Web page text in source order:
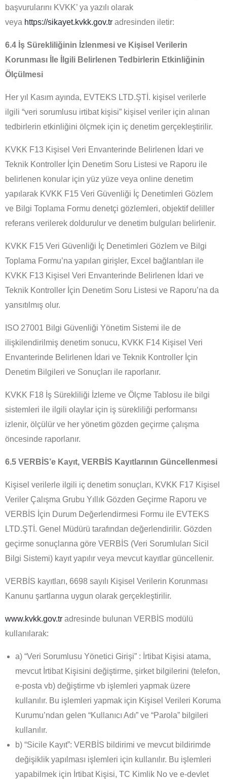
başvurularını KVKK’ ya yazılı olarak
veya https://sikayet.kvkk.gov.tr adresinden iletir:
6.4 İş Sürekliliğinin İzlenmesi ve Kişisel Verilerin
Korunması İle İlgili Belirlenen Tedbirlerin Etkinliğinin
Ölçülmesi
Her yıl Kasım ayında, EVTEKS LTD.ŞTİ. kişisel verilerle
ilgili “veri sorumlusu irtibat kişisi” kişisel veriler için alınan
tedbirlerin etkinliğini ölçmek için iç denetim gerçekleştirilir.
KVKK F13 Kişisel Veri Envanterinde Belirlenen İdari ve
Teknik Kontroller İçin Denetim Soru Listesi ve Raporu ile
belirlenen konular için yüz yüze veya online denetim
yapılarak KVKK F15 Veri Güvenliği İç Denetimleri Gözlem
ve Bilgi Toplama Formu denetçi gözlemleri, objektif deliller
referans verilerek doldurulur ve denetim bulguları belirlenir.
KVKK F15 Veri Güvenliği İç Denetimleri Gözlem ve Bilgi
Toplama Formu’na yapılan girişler, Excel bağlantıları ile
KVKK F13 Kişisel Veri Envanterinde Belirlenen İdari ve
Teknik Kontroller İçin Denetim Soru Listesi ve Raporu’na da
yansıtılmış olur.
ISO 27001 Bilgi Güvenliği Yönetim Sistemi ile de
ilişkilendirilmiş denetim sonucu, KVKK F14 Kişisel Veri
Envanterinde Belirlenen İdari ve Teknik Kontroller İçin
Denetim Bilgileri ve Sonuçları ile raporlanır.
KVKK F18 İş Sürekliliği İzleme ve Ölçme Tablosu ile bilgi
sistemleri ile ilgili olaylar için iş sürekliliği performansı
izlenir, ölçülür ve her yönetim gözden geçirme çalışma
öncesinde raporlanır.
6.5 VERBİS’e Kayıt, VERBİS Kayıtlarının Güncellenmesi
Kişisel verilerle ilgili iç denetim sonuçları, KVKK F17 Kişisel
Veriler Çalışma Grubu Yıllık Gözden Geçirme Raporu ve
VERBİS İçin Durum Değerlendirmesi Formu ile EVTEKS
LTD.ŞTİ. Genel Müdürü tarafından değerlendirilir. Gözden
geçirme sonuçlarına göre VERBİS (Veri Sorumluları Sicil
Bilgi Sistemi) kayıt yapılır veya mevcut kayıtlar güncellenir.
VERBİS kayıtları, 6698 sayılı Kişisel Verilerin Korunması
Kanunu şartlarına uygun olarak gerçekleştirilir.
www.kvkk.gov.tr adresinde bulunan VERBİS modülü
kullanılarak:
a) “Veri Sorumlusu Yönetici Girişi” : İrtibat Kişisi atama,
mevcut İrtibat Kişisini değiştirme, şirket bilgilerini (telefon,
e-posta vb) değiştirme vb işlemleri yapmak üzere
kullanılır. Bu işlemleri yapmak için Kişisel Verileri Koruma
Kurumu’ndan gelen “Kullanıcı Adı” ve “Parola” bilgileri
kullanılır.
b) “Sicile Kayıt”: VERBİS bildirimi ve mevcut bildirimde
değişiklik yapılması işlemleri için kullanılır. Bu işlemleri
yapabilmek için İrtibat Kişisi, TC Kimlik No ve e-devlet